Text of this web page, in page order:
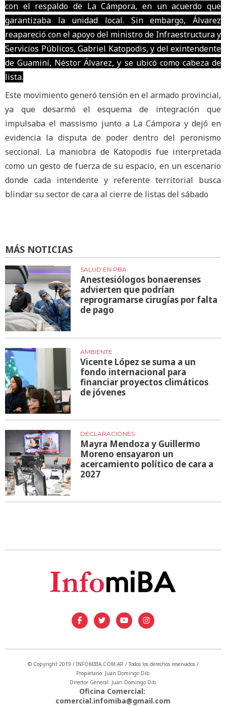
con el respaldo de La Cámpora, en un acuerdo que
garantizaba la unidad local. Sin embargo, Álvarez
reapareció con el apoyo del ministro de Infraestructura y
Servicios Públicos, Gabriel Katopodis, y del exintendente
de Guaminí, Néstor Álvarez, y se ubicó como cabeza de
lista.
Este movimiento generó tensión en el armado provincial,
ya que desarmó el esquema de integración que
impulsaba el massismo junto a La Cámpora y dejó en
evidencia la disputa de poder dentro del peronismo
seccional. La maniobra de Katopodis fue interpretada
como un gesto de fuerza de su espacio, en un escenario
donde cada intendente y referente territorial busca
blindar su sector de cara al cierre de listas del sábado
MÁS NOTICIAS
SALUD EN PBA
Anestesiólogos bonaerenses
advierten que podrían
reprogramarse cirugías por falta
de pago
AMBIENTE
Vicente López se suma a un
fondo internacional para
financiar proyectos climáticos
de jóvenes
DECLARACIONES
Mayra Mendoza y Guillermo
Moreno ensayaron un
acercamiento político de cara a
2027
© Copyright 2019 / INFOMIBA.COM.AR / Todos los derechos reservados /
Propietario: Juan Domingo Dib
Director General: Juan Domingo Dib
Oficina Comercial:
comercial.infomiba@gmail.com